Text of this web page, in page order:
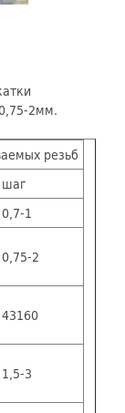
2мм.
резьб
шаг
0,7-1
0,75-2
43160
1,5-3